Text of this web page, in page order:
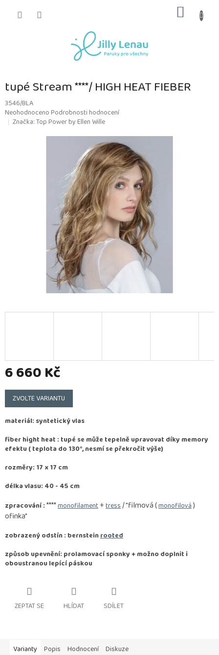
KOŠÍK
tupé Stream ****/ HIGH HEAT FIEBER
3546/BLA
Průměrné
hodnocení
NeohodnocenoPodrobnosti hodnocení
Značka:Top Power by Ellen Wille
6 660 Kč
Měrná
cena:
ZVOLTE VARIANTU
materiál: syntetický vlas
fiber hight heat : tupé se může tepelně upravovat díky memory
efektu ( teplota do 130°, nesmí se překročit výše)
rozměry: 17 x 17 cm
délka vlasu: 40 - 45 cm
zpracování :****monofilament+tress/ "filmová (monofilová)
ofinka"
zobrazený odstín : bernsteinrooted
způsob upevnění: prolamovací sponky + možno doplnit i
oboustranou lepící páskou
ZEPTAT SE HLÍDAT SDÍLET
Varianty Popis Hodnocení Diskuze